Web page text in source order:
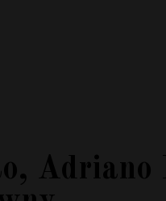
Adriano